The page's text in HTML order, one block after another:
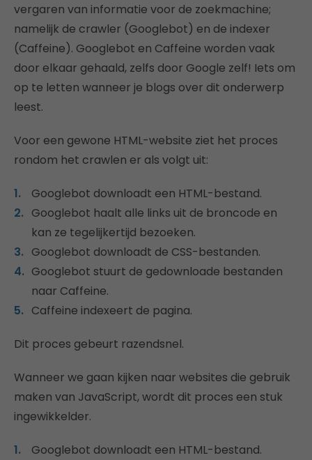
vergaren van informatie voor de zoekmachine;
namelijk de crawler (Googlebot) en de indexer
(Caffeine). Googlebot en Caffeine worden vaak
door elkaar gehaald, zelfs door Google zelf! Iets om
op te letten wanneer je blogs over dit onderwerp
leest.
Voor een gewone HTML-website ziet het proces
rondom het crawlen er als volgt uit:
Googlebot downloadt een HTML-bestand.
Googlebot haalt alle links uit de broncode en
kan ze tegelijkertijd bezoeken.
Googlebot downloadt de CSS-bestanden.
Googlebot stuurt de gedownloade bestanden
naar Caffeine.
Caffeine indexeert de pagina.
Dit proces gebeurt razendsnel.
Wanneer we gaan kijken naar websites die gebruik
maken van JavaScript, wordt dit proces een stuk
ingewikkelder.
Googlebot downloadt een HTML-bestand.